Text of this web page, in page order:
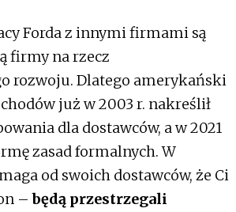
Forda z innymi firmami są
firmy na rzecz
rozwoju. Dlatego amerykański
już w 2003 r. nakreślił
dla dostawców, a w 2021
zasad formalnych. W
od swoich dostawców, że Ci
–będą przestrzegali